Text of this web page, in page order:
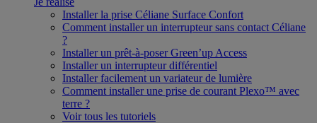
Installer la prise Céliane Surface Confort
Comment installer un interrupteur sans contact Céliane
?
Installer un prêt-à-poser Green’up Access
Installer un interrupteur différentiel
Installer facilement un variateur de lumière
Comment installer une prise de courant Plexo™ avec
terre ?
Voir tous les tutoriels